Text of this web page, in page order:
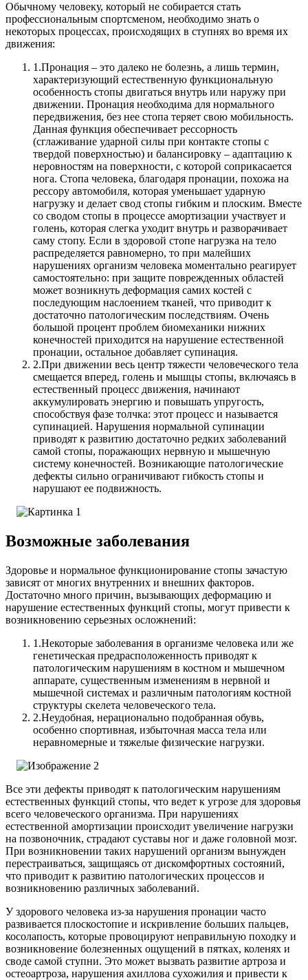
Обычному человеку, который не собирается стать
профессиональным спортсменом, необходимо знать о
некоторых процессах, происходящих в ступнях во время их
движения:
1.Пронация – это далеко не болезнь, а лишь термин,
характеризующий естественную функциональную
особенность стопы двигаться внутрь или наружу при
движении. Пронация необходима для нормального
передвижения, без нее стопа теряет свою мобильность.
Данная функция обеспечивает рессорность
(сглаживание ударной силы при контакте стопы с
твердой поверхностью) и балансировку – адаптацию к
неровностям на поверхности, с которой соприкасается
нога. Стопа человека, благодаря пронации, похожа на
рессору автомобиля, которая уменьшает ударную
нагрузку и делает свод стопы гибким и плоским. Вместе
со сводом стопы в процессе амортизации участвует и
голень, которая слегка уходит внутрь и разворачивает
саму стопу. Если в здоровой стопе нагрузка на тело
распределяется равномерно, то при малейших
нарушениях организм человека моментально реагирует
самостоятельно: при защите поврежденных областей
может возникнуть деформация самих костей с
последующим наслоением тканей, что приводит к
достаточно патологическим последствиям. Очень
большой процент проблем биомеханики нижних
конечностей приходится на нарушение естественной
пронации, остальное добавляет супинация.
2.При движении весь центр тяжести человеческого тела
смещается вперед, голень и мышцы стопы, включаясь в
естественный процесс движения, начинают
аккумулировать энергию и повышать упругость,
способствуя фазе толчка: этот процесс и называется
супинацией. Нарушения нормальной супинации
приводят к развитию достаточно редких заболеваний
самой стопы, поражающих нервную и мышечную
систему конечностей. Возникающие патологические
дефекты сильно ограничивают гибкость стопы и
нарушают ее подвижность.
Возможные заболевания
Здоровье и нормальное функционирование стопы зачастую
зависят от многих внутренних и внешних факторов.
Достаточно много причин, вызывающих деформацию и
нарушение естественных функций стопы, могут привести к
возникновению серьезных осложнений:
1.Некоторые заболевания в организме человека или же
генетическая предрасположенность приводят к
патологическим нарушениям в костном и мышечном
аппарате, существенным изменениям в нервной и
мышечной системах и различным патологиям костной
структуры скелета человеческого тела.
2.Неудобная, нерационально подобранная обувь,
особенно спортивная, избыточная масса тела или
неравномерные и тяжелые физические нагрузки.
Все эти дефекты приводят к патологическим нарушениям
естественных функций стопы, что ведет к угрозе для здоровья
всего человеческого организма. При нарушениях
естественной амортизации происходит увеличение нагрузки
на позвоночник, страдают суставы ног и даже головной мозг.
При возникновении таких нарушений организм вынужден
перестраиваться, защищаясь от дискомфортных состояний,
что приводит к развитию патологических процессов и
возникновению различных заболеваний.
У здорового человека из-за нарушения пронации часто
развивается плоскостопие и искривление больших пальцев,
косолапость, которые провоцируют неправильную походку и
возникновение болезненных ощущений в пятках, коленях и
своде самой ступни. Это может вызвать развитие артроза и
остеоартроза, нарушения ахиллова сухожилия и привести к